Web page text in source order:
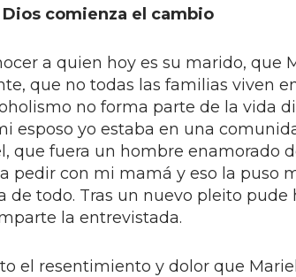
Dios comienza el cambio
a quien hoy es su marido, que
que no todas las familias viven
no forma parte de la vida
esposo yo estaba en una
que fuera un hombre enamorado
pedir con mi mamá y eso la puso
de todo. Tras un nuevo pleito
la entrevistada.
el resentimiento y dolor que